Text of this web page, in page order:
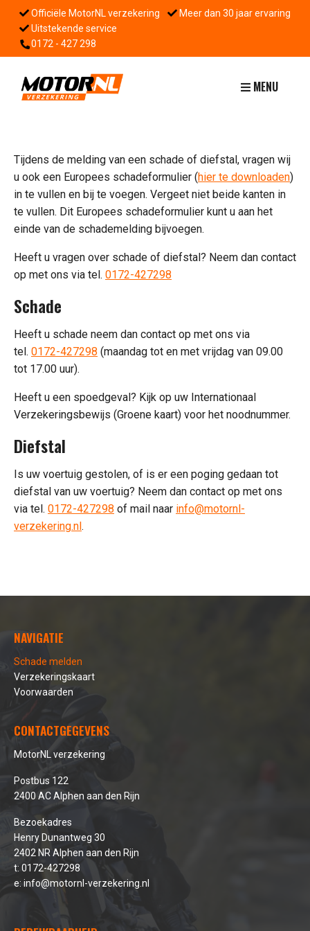
Officiële MotorNL verzekering
Meer dan 30 jaar ervaring
Uitstekende service
0172 - 427 298
MENU
Tijdens de melding van een schade of diefstal, vragen wij
u ook een Europees schadeformulier (hier te downloaden)
in te vullen en bij te voegen. Vergeet niet beide kanten in
te vullen. Dit Europees schadeformulier kunt u aan het
einde van de schademelding bijvoegen.
Heeft u vragen over schade of diefstal? Neem dan contact
op met ons via tel. 0172-427298
Schade
Heeft u schade neem dan contact op met ons via
tel. 0172-427298 (maandag tot en met vrijdag van 09.00
tot 17.00 uur).
Heeft u een spoedgeval? Kijk op uw Internationaal
Verzekeringsbewijs (Groene kaart) voor het noodnummer.
Diefstal
Is uw voertuig gestolen, of is er een poging gedaan tot
diefstal van uw voertuig? Neem dan contact op met ons
via tel. 0172-427298 of mail naar info@motornl-
verzekering.nl .
NAVIGATIE
Schade melden
Verzekeringskaart
Voorwaarden
CONTACTGEGEVENS
MotorNL verzekering
Postbus 122
2400 AC Alphen aan den Rijn
Bezoekadres
Henry Dunantweg 30
2402 NR Alphen aan den Rijn
t: 0172-427298
e: info@motornl-verzekering.nl